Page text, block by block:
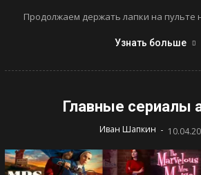
Продолжаем держать лапки на пульте
Узнать больше
Главные сериалы
Иван Шапкин -